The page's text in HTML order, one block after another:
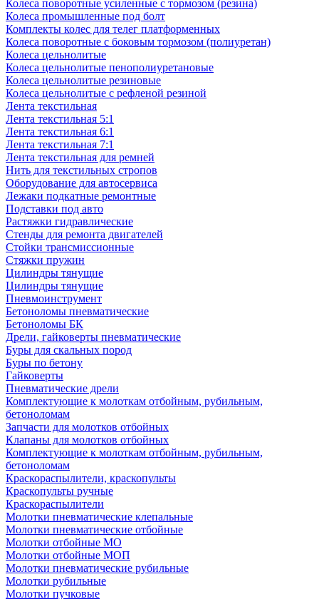
Колеса поворотные усиленные с тормозом (резина)
Колеса промышленные под болт
Комплекты колес для телег платформенных
Колеса поворотные c боковым тормозом (полиуретан)
Колеса цельнолитые
Колеса цельнолитые пенополиуретановые
Колеса цельнолитые резиновые
Колеса цельнолитые с рефленой резиной
Лента текстильная
Лента текстильная 5:1
Лента текстильная 6:1
Лента текстильная 7:1
Лента текстильная для ремней
Нить для текстильных стропов
Оборудование для автосервиса
Лежаки подкатные ремонтные
Подставки под авто
Растяжки гидравлические
Стенды для ремонта двигателей
Стойки трансмиссионные
Стяжки пружин
Цилиндры тянущие
Цилиндры тянущие
Пневмоинструмент
Бетоноломы пневматические
Бетоноломы БК
Дрели, гайковерты пневматические
Буры для скальных пород
Буры по бетону
Гайковерты
Пневматические дрели
Комплектующие к молоткам отбойным, рубильным,
бетоноломам
Запчасти для молотков отбойных
Клапаны для молотков отбойных
Комплектующие к молоткам отбойным, рубильным,
бетоноломам
Краскораспылители, краскопульты
Краскопульты ручные
Краскораспылители
Молотки пневматические клепальные
Молотки пневматические отбойные
Молотки отбойные МО
Молотки отбойные МОП
Молотки пневматические рубильные
Молотки рубильные
Молотки пучковые